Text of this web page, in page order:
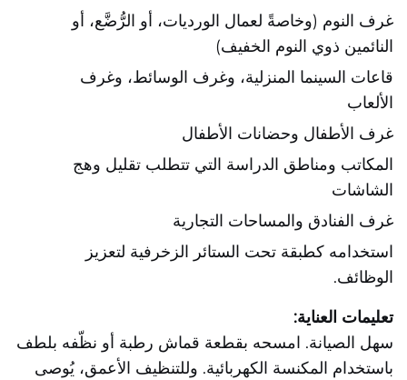
غرف النوم (وخاصةً لعمال الورديات، أو الرُّضَّع، أو
النائمين ذوي النوم الخفيف)
قاعات السينما المنزلية، وغرف الوسائط، وغرف
الألعاب
غرف الأطفال وحضانات الأطفال
المكاتب ومناطق الدراسة التي تتطلب تقليل وهج
الشاشات
غرف الفنادق والمساحات التجارية
استخدامه كطبقة تحت الستائر الزخرفية لتعزيز
الوظائف.
تعليمات العناية:
سهل الصيانة. امسحه بقطعة قماش رطبة أو نظّفه بلطف
باستخدام المكنسة الكهربائية. وللتنظيف الأعمق، يُوصى